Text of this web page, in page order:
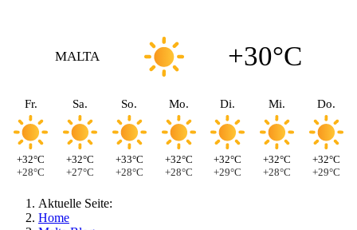
MALTA +30°C
Fr.
+32°C
+28°C
Sa.
+32°C
+27°C
So.
+33°C
+28°C
Mo.
+32°C
+28°C
Di.
+32°C
+29°C
Mi.
+32°C
+28°C
Do.
+32°C
+29°C
Aktuelle Seite:
Home